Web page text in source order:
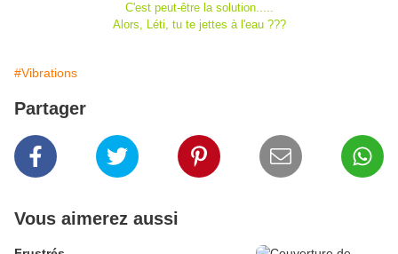
C'est peut-être la solution.....
Alors, Léti, tu te jettes à l'eau ???
#Vibrations
Partager
Vous aimerez aussi